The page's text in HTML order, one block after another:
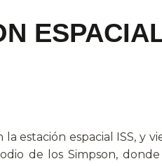
estación espacial ISS, y
de los Simpson,